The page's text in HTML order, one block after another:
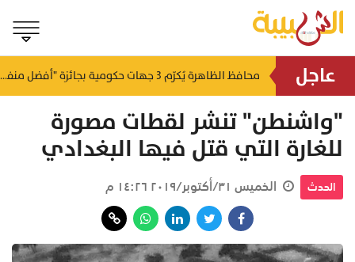
عاجل
منذ ٢٩ دقيقة منذ ٥٤ دقيقة محافظ الظاهرة يُكرّم 3 جهات حكومية بجائزة "أفضل منفذ تقديم خدمة" لعام 2025
"واشنطن" تنشر لقطات مصورة
للغارة التي قتل فيها البغدادي
الحدث الخميس ٣١/أكتوبر/٢٠١٩ ١٤:٢٦ م